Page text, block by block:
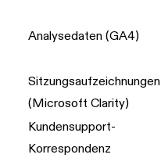
Analysedaten (GA4)
Sitzungsaufzeichnungen
(Microsoft Clarity)
Kundensupport-
Korrespondenz